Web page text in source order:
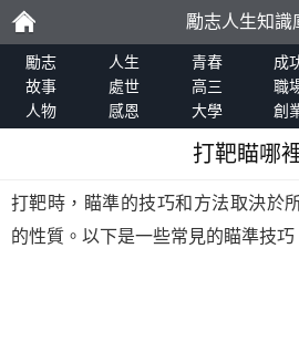
勵
志
勵志人生知識
勵志 人生 青春 成
故事
處世 高三 職
人物
感恩 大學 創
打靶瞄哪
打靶時，瞄準的技巧和方法取決於
的性質。以下是一些常見的瞄準技巧